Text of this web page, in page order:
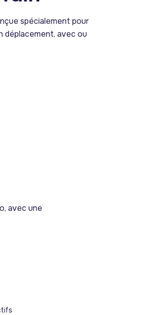
spécialement pour
déplacement, avec ou
avec une